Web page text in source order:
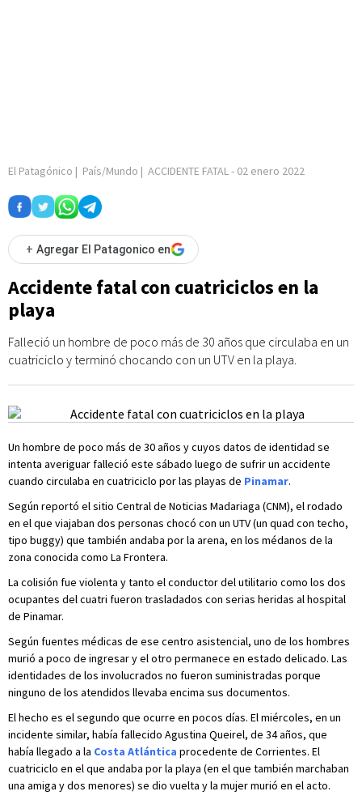
El Patagónico | País/Mundo | ACCIDENTE FATAL- 02 enero 2022
+ Agregar El Patagonico en
Accidente fatal con cuatriciclos en la
playa
Falleció un hombre de poco más de 30 años que circulaba en un
cuatriciclo y terminó chocando con un UTV en la playa.
Un hombre de poco más de 30 años y cuyos datos de identidad se
intenta averiguar falleció este sábado luego de sufrir un accidente
cuando circulaba en cuatriciclo por las playas de Pinamar.
Según reportó el sitio Central de Noticias Madariaga (CNM), el rodado
en el que viajaban dos personas chocó con un UTV (un quad con techo,
tipo buggy) que también andaba por la arena, en los médanos de la
zona conocida como La Frontera.
La colisión fue violenta y tanto el conductor del utilitario como los dos
ocupantes del cuatri fueron trasladados con serias heridas al hospital
de Pinamar.
Según fuentes médicas de ese centro asistencial, uno de los hombres
murió a poco de ingresar y el otro permanece en estado delicado. Las
identidades de los involucrados no fueron suministradas porque
ninguno de los atendidos llevaba encima sus documentos.
El hecho es el segundo que ocurre en pocos días. El miércoles, en un
incidente similar, había fallecido Agustina Queirel, de 34 años, que
había llegado a la Costa Atlántica procedente de Corrientes. El
cuatriciclo en el que andaba por la playa (en el que también marchaban
una amiga y dos menores) se dio vuelta y la mujer murió en el acto.